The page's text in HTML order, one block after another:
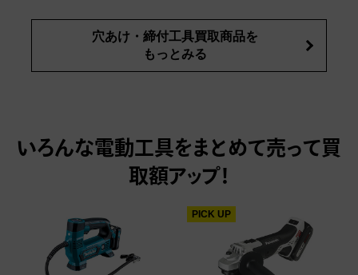
穴あけ・締付工具買取商品を
もっとみる
いろんな電動工具をまとめて売って買
取額アップ！
PICK UP